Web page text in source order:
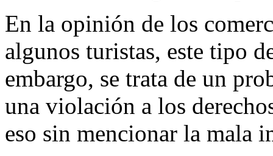
En la opinión de los
algunos turistas, este tipo
embargo, se trata de un
una violación a los
eso sin mencionar la mala